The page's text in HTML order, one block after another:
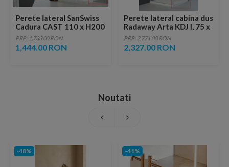
Perete lateral SanSwiss
Cadura CAST 110 x H200
cm
PRP: 1,733.00 RON
1,444.00 RON
Perete lateral cabina dus
Radaway Arta KDJ I, 75 x
200 cm
PRP: 2,771.00 RON
2,327.00 RON
Noutati
-48% -41%